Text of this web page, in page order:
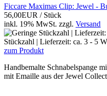
Ficcare Maximas Clip: Jewel -
56,00EUR / Stück
inkl. 19% MwSt. zzgl. Versand
Stückzahl | Lieferzeit: ca. 3 - 5
zum Produkt
Handbemalte Schnabelspange
mit Emaille aus der Jewel